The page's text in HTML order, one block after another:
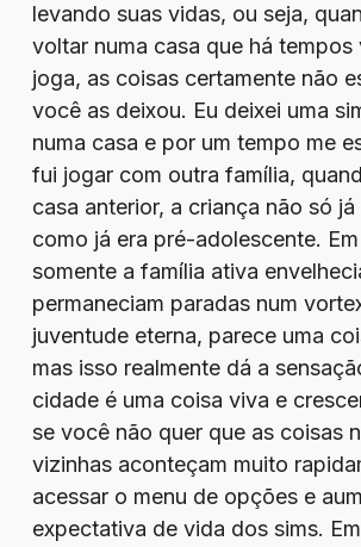
levando suas vidas, ou seja,
voltar numa casa que há tempos
joga, as coisas certamente não
você as deixou. Eu deixei uma
numa casa e por um tempo me
fui jogar com outra família,
casa anterior, a criança não só
como já era pré-adolescente.
somente a família ativa
permaneciam paradas num
juventude eterna, parece uma
mas isso realmente dá a
cidade é uma coisa viva e
se você não quer que as coisas
vizinhas aconteçam muito
acessar o menu de opções e
expectativa de vida dos sims.